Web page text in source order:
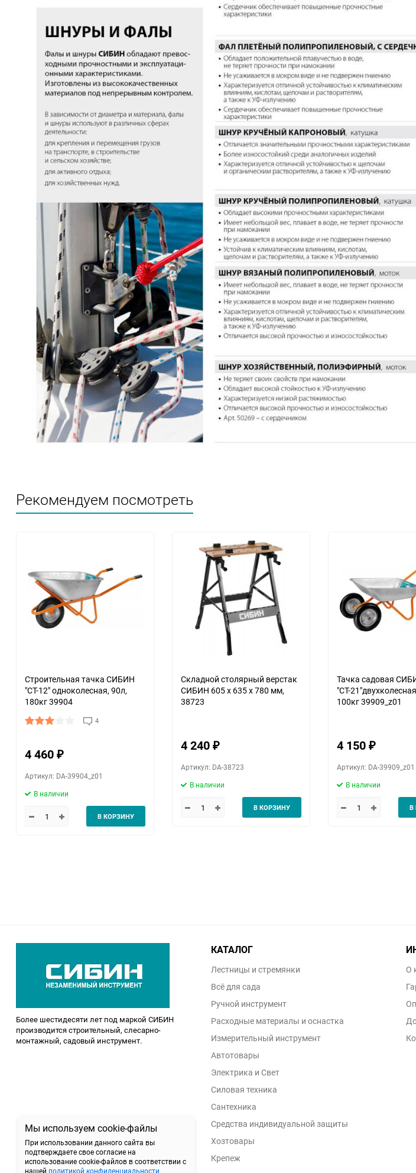
Мы используем cookie-файлы
При использовании данного сайта вы
подтверждаете свое согласие на
использование cookie-файлов в соответствии с
нашей политикой конфиденциальности.
Рекомендуем посмотреть
Строительная тачка СИБИН
"СТ-12" одноколесная, 90л,
180кг 39904
4
4 460 ₽
Артикул: DA-39904_z01
В наличии
В КОРЗИНУ
Складной столярный верстак
СИБИН 605 х 635 х 780 мм,
38723
4 240 ₽
Артикул: DA-38723
В наличии
В КОРЗИНУ
Тачка садовая
"СТ-
100кг 39909_z01
4 150 ₽
Артикул: DA-39909_z01
В наличии
В
Более шестидесяти лет под маркой СИБИН
производится строительный, слесарно-
монтажный, садовый инструмент.
КАТАЛОГ
Лестницы и стремянки
Всё для сада
Ручной инструмент
Расходные материалы и оснастка
Измерительный инструмент
Автотовары
Электрика и Свет
Силовая техника
Сантехника
Средства индивидуальной защиты
Хозтовары
Крепеж
О